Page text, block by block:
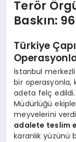
Terör
Baskın:
Türkiye
İstanbul
bir operasyonla,
adeta felç
Müdürlüğü
meyvelerini
adalete teslim
karanlık yüzünü